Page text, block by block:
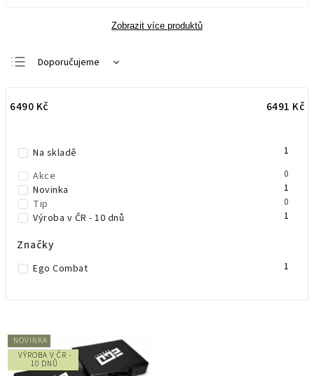
Zobrazit více produktů
Doporučujeme
Nejdražší
Abecedně
6490 Kč 6491 Kč
Na skladě 1
Akce 0
Novinka 1
Tip 0
Výroba v ČR - 10 dnů 1
Značky
Ego Combat 1
NOVINKA
VÝROBA V ČR -
10 DNŮ